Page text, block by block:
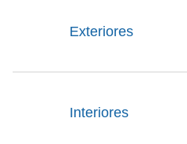
Exteriores
Interiores